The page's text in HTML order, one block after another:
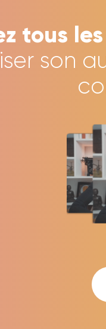
19 AVRIL
ne
Lorsque
LIRE LA
tous
son